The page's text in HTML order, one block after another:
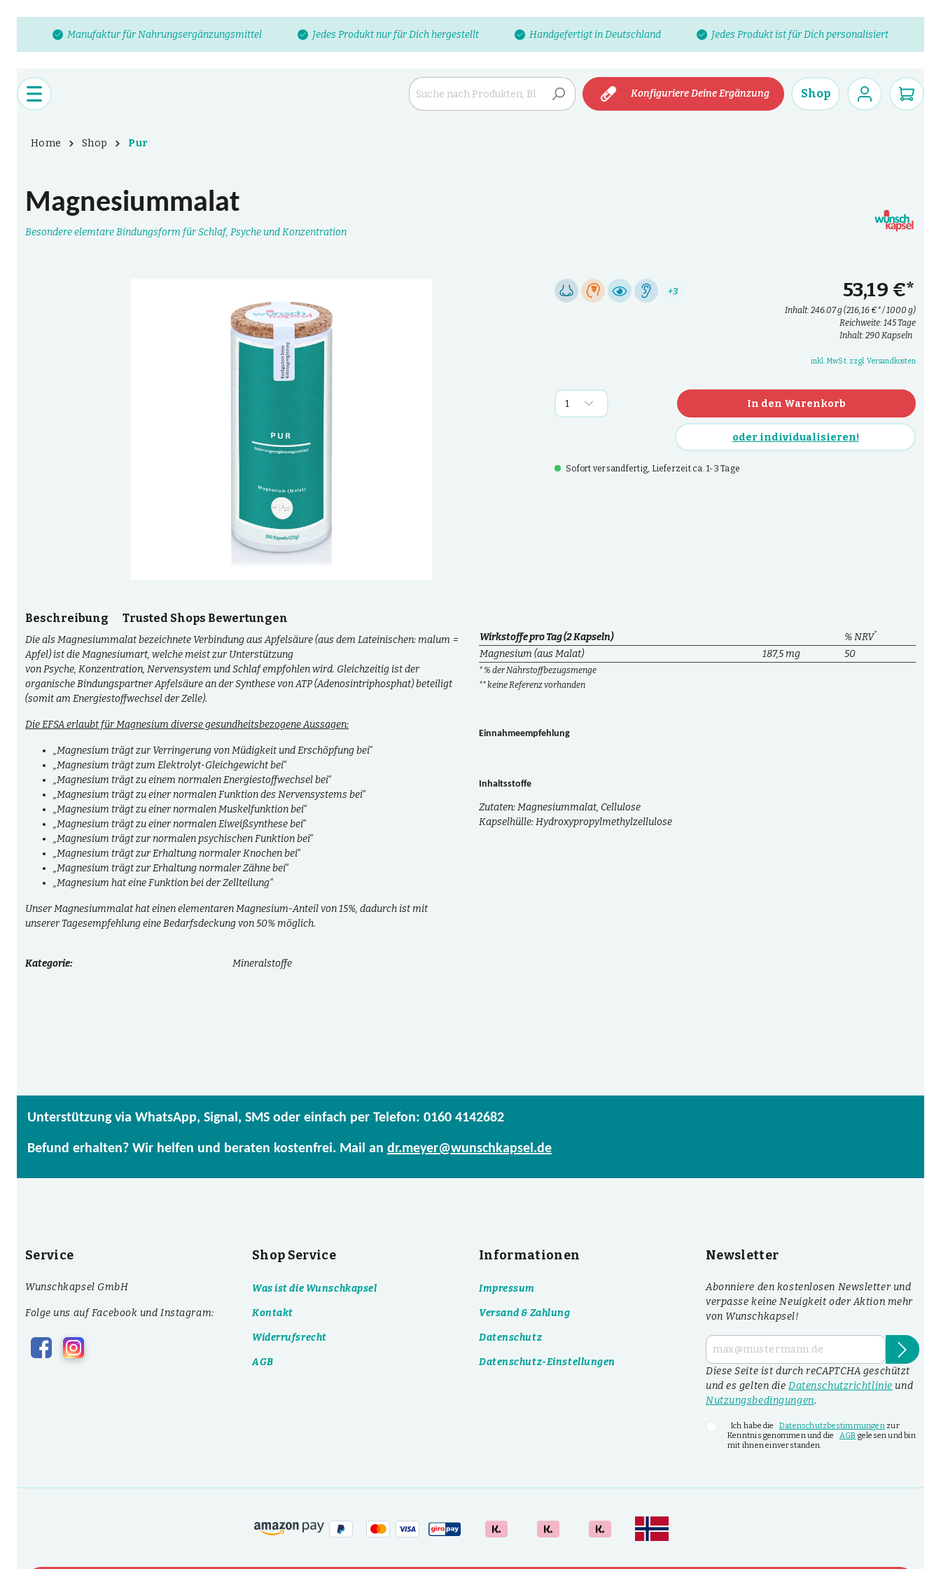
Manufaktur für Nahrungsergänzungsmittel Jedes Produkt nur für Dich hergestellt Handgefertigt in Deutschland Jedes Produkt ist für Dich personalisiert
Konfiguriere Deine Ergänzung Shop
Home Shop Pur
Magnesiummalat
Besondere elemtare Bindungsform für Schlaf, Psyche und Konzentration
+3 53,19 €*
Inhalt: 246.07 g(216,16 €* / 1000 g)
Reichweite: 145 Tage
Inhalt: 290 Kapseln
inkl. MwSt. zzgl. Versandkosten
In den Warenkorb
oder individualisieren!
Sofort versandfertig, Lieferzeit ca. 1-3 Tage
Beschreibung Trusted Shops Bewertungen
Die alsMagnesiummalatbezeichnete Verbindung ausApfelsäure(aus dem Lateinischen: malum =
Apfel) ist die Magnesiumart, welche meist zur Unterstützung
vonPsyche, Konzentration, Nervensystem undSchlafempfohlen wird. Gleichzeitig ist der
organische Bindungspartner Apfelsäure an der Synthese vonATP(Adenosintriphosphat) beteiligt
(somit am Energiestoffwechselder Zelle).
Die EFSA erlaubt für Magnesium diverse gesundheitsbezogene Aussagen:
„Magnesium trägt zur Verringerung von Müdigkeit und Erschöpfung bei“
„Magnesium trägt zum Elektrolyt-Gleichgewicht bei“
„Magnesium trägt zu einem normalen Energiestoffwechsel bei“
„Magnesium trägt zu einer normalen Funktion des Nervensystems bei“
„Magnesium trägt zu einer normalen Muskelfunktion bei“
„Magnesium trägt zu einer normalen Eiweißsynthese bei“
„Magnesium trägt zur normalen psychischen Funktion bei“
„Magnesium trägt zur Erhaltung normaler Knochen bei“
„Magnesium trägt zur Erhaltung normaler Zähne bei“
„Magnesium hat eine Funktion bei der Zellteilung“
Unser Magnesiummalat hat einenelementaren Magnesium-Anteil von 15%, dadurch ist mit
unserer TagesempfehlungeineBedarfsdeckungvon50% möglich.
Kategorie: Mineralstoffe
Wirkstoffe pro Tag (2 Kapseln) % NRV*
Magnesium (aus Malat) 187,5 mg 50
* % der Nährstoffbezugsmenge
** keine Referenz vorhanden
Einnahmeempfehlung
Inhaltsstoffe
Zutaten: Magnesiummalat, Cellulose
Kapselhülle: Hydroxypropylmethylzellulose
Unterstützung via WhatsApp, Signal, SMS oder einfach per Telefon: 0160 4142682
Befund erhalten? Wir helfen und beraten kostenfrei. Mail an dr.meyer@wunschkapsel.de
Service
Wunschkapsel GmbH
Folge uns auf Facebook und Instagram:
Shop Service
Was ist die Wunschkapsel
Kontakt
Widerrufsrecht
AGB
Informationen
Impressum
Versand & Zahlung
Datenschutz
Datenschutz-Einstellungen
Newsletter
Abonniere den kostenlosen Newsletter und
verpasse keine Neuigkeit oder Aktion mehr
von Wunschkapsel!
Diese Seite ist durch reCAPTCHA geschützt
und es gelten dieDatenschutzrichtlinie und
Nutzungsbedingungen.
Ich habe die Datenschutzbestimmungenzur
Kenntnis genommen und die
AGB gelesen und bin
mit ihnen einverstanden.